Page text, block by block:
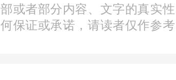
部或者部分内容、文字的真实
何保证或承诺，请读者仅作参